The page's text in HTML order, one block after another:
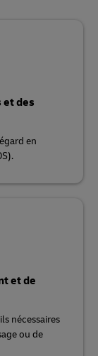
des
en
et de
nécessaires
ou de